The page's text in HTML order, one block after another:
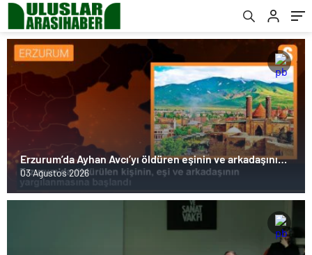
Erzurum’da Ayhan Avcı’yı öldüren eşinin ve arkadaşının
yargılanması başladı
03 Ağustos 2026